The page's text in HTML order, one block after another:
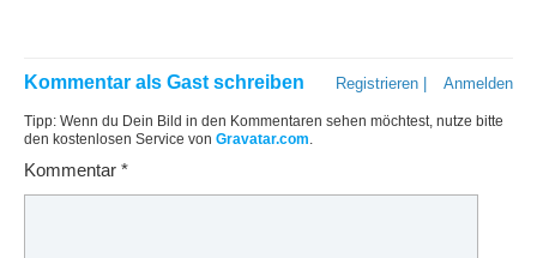
Anmelden
Registrieren
Kommentar als Gast schreiben
Tipp: Wenn du Dein Bild in den Kommentaren sehen möchtest, nutze bitte
den kostenlosen Service von Gravatar.com
Kommentar *